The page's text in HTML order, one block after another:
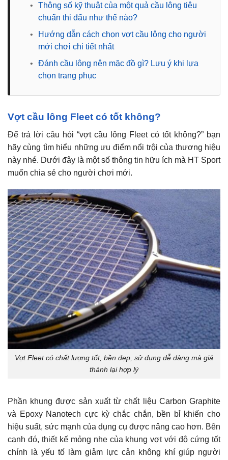
•
Thông số kỹ thuật của một quả cầu lông tiêu
chuẩn thi đấu như thế nào?
•
Hướng dẫn cách chọn vợt cầu lông cho người
mới chơi chi tiết nhất
•
Đánh cầu lông nên mặc đồ gì? Lưu ý khi lựa
chọn trang phục
Vợt cầu lông Fleet có tốt không?
Để trả lời câu hỏi “vợt cầu lông Fleet có tốt không?” bạn
hãy cùng tìm hiểu những ưu điểm nổi trội của thương hiệu
này nhé. Dưới đây là một số thông tin hữu ích mà HT Sport
muốn chia sẻ cho người chơi mới.
Vợt Fleet có chất lượng tốt, bền đẹp, sử dụng dễ dàng mà giá
thành lại hợp lý
Phần khung được sản xuất từ chất liệu Carbon Graphite
và Epoxy Nanotech cực kỳ chắc chắn, bền bỉ khiến cho
hiệu suất, sức mạnh của dụng cụ được nâng cao hơn. Bên
cạnh đó, thiết kế mỏng nhẹ của khung vợt với độ cứng tốt
chính là yếu tố làm giảm lực cản không khí giúp người